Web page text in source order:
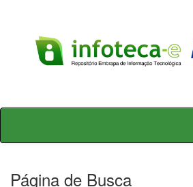
Skip
Página de Busca